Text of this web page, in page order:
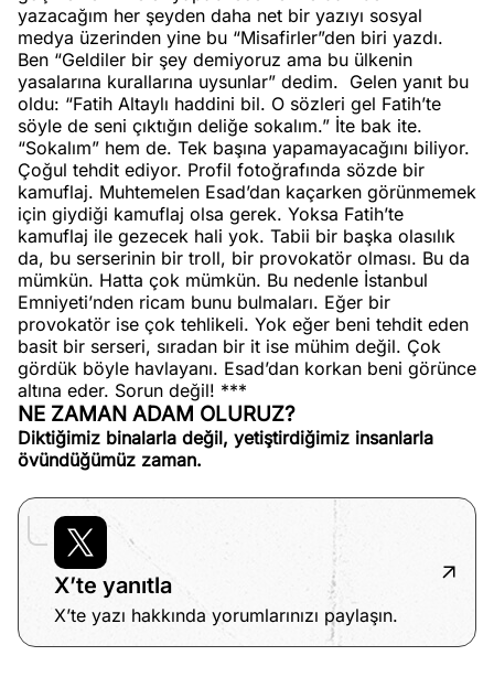
yazacağım her şeyden daha net bir yazıyı sosyal
medya üzerinden yine bu “Misafirler”den biri yazdı.
Ben “Geldiler bir şey demiyoruz ama bu ülkenin
yasalarına kurallarına uysunlar” dedim. Gelen yanıt bu
oldu: “Fatih Altaylı haddini bil. O sözleri gel Fatih’te
söyle de seni çıktığın deliğe sokalım.” İte bak ite.
“Sokalım” hem de. Tek başına yapamayacağını biliyor.
Çoğul tehdit ediyor. Profil fotoğrafında sözde bir
kamuflaj. Muhtemelen Esad’dan kaçarken görünmemek
için giydiği kamuflaj olsa gerek. Yoksa Fatih’te
kamuflaj ile gezecek hali yok. Tabii bir başka olasılık
da, bu serserinin bir troll, bir provokatör olması. Bu da
mümkün. Hatta çok mümkün. Bu nedenle İstanbul
Emniyeti’nden ricam bunu bulmaları. Eğer bir
provokatör ise çok tehlikeli. Yok eğer beni tehdit eden
basit bir serseri, sıradan bir it ise mühim değil. Çok
gördük böyle havlayanı. Esad’dan korkan beni görünce
altına eder. Sorun değil! ***
NE ZAMAN ADAM OLURUZ?
Diktiğimiz binalarla değil, yetiştirdiğimiz insanlarla
övündüğümüz zaman.
X’te yanıtla
X’te yazı hakkında yorumlarınızı paylaşın.